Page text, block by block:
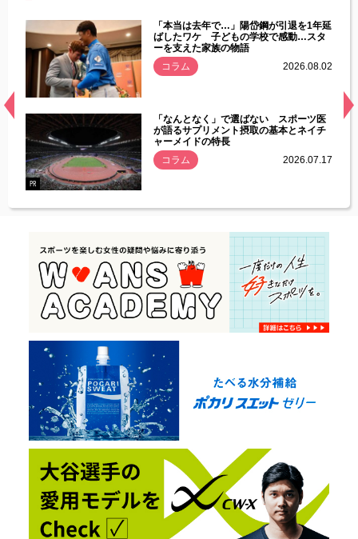
常
「本当は去年で…」陽岱鋼が引退を1年延
ばしたワケ 子どもの学校で感動…スタ
ーを支えた家族の物語
コラム
2026.08.02
PR
「なんとなく」で選ばない スポーツ医
が語るサプリメント摂取の基本とネイチ
ャーメイドの特長
コラム
2026.07.17